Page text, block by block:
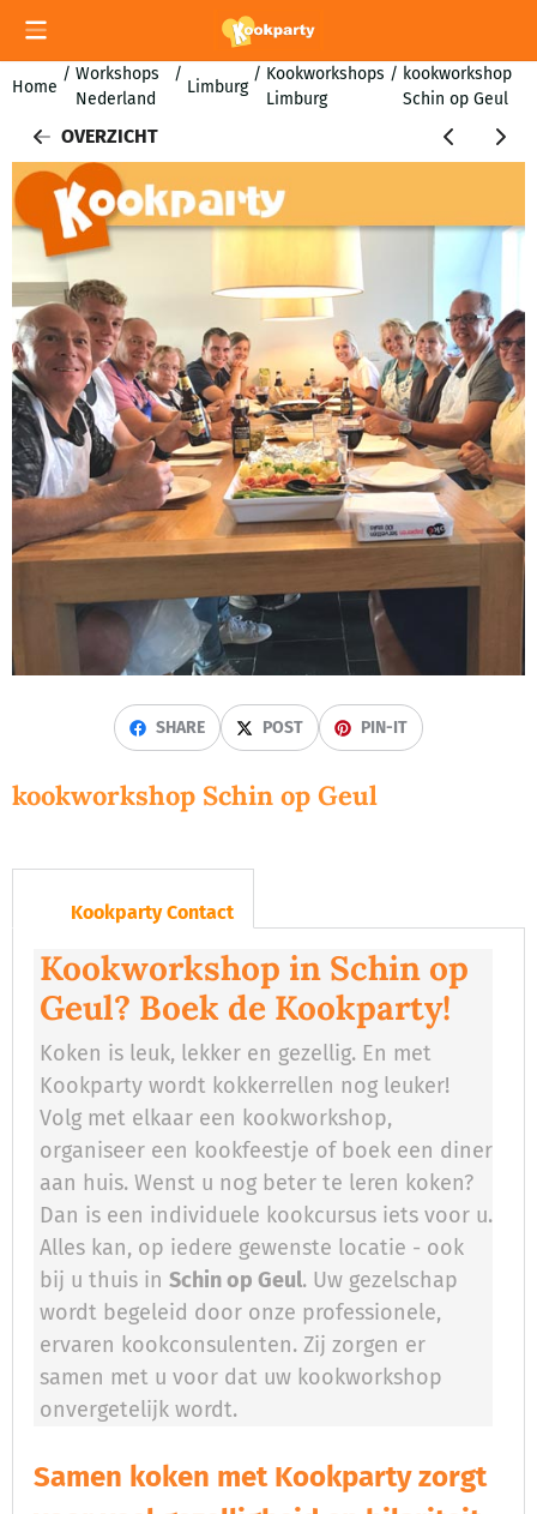
Cookievoorkeuren zijn momenteel gesloten.
Home
/ Workshops
Nederland
/
Limburg
/ Kookworkshops
Limburg
/ kookworkshop
Schin op Geul
OVERZICHT
SHARE POST PIN-IT
kookworkshop Schin op Geul
Kookparty Contact
Kookworkshop in Schin op
Geul? Boek de Kookparty!
Koken is leuk, lekker en gezellig. En met
Kookparty wordt kokkerrellen nog leuker!
Volg met elkaar een kookworkshop,
organiseer een kookfeestje of boek een diner
aan huis. Wenst u nog beter te leren koken?
Dan is een individuele kookcursus iets voor u.
Alles kan, op iedere gewenste locatie - ook
bij u thuis inSchin op Geul. Uw gezelschap
wordt begeleid door onze professionele,
ervaren kookconsulenten. Zij zorgen er
samen met u voor dat uw kookworkshop
onvergetelijk wordt.
Samen koken met Kookparty zorgt